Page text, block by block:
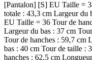
[Pantalon] [S] EU Taille =
totale : 43,3 cm Largeur du
EU Taille = 36 Tour de
Largeur du bas : 37 cm
Tour de hanches : 59,7 cm
bas : 40 cm Tour de taille :
hanches : 62,5 cm